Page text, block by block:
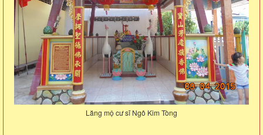
Lăng mộ cư sĩ Ngô Kim Tòng